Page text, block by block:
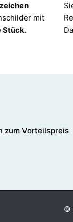
mit
Stück.
zum Vorteilspreis
©